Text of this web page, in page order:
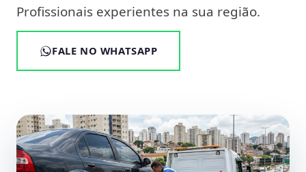
Profissionais experientes na sua região.
FALE NO WHATSAPP